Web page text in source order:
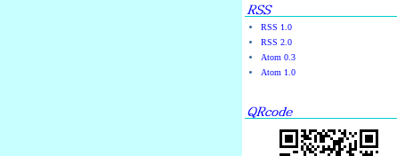
RSS 1.0
RSS 2.0
Atom 0.3
Atom 1.0